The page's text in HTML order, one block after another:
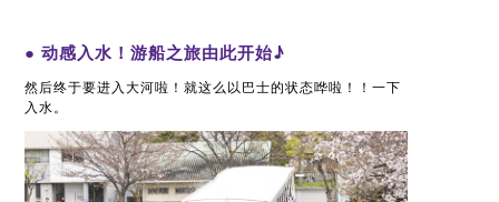
● 动感入水！游船之旅由此开始♪
然后终于要进入大河啦！就这么以巴士的状态哗啦！！一下
入水。